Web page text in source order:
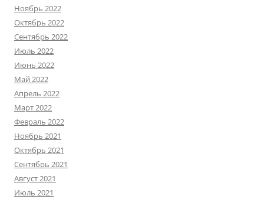
Ноябрь 2022
Октябрь 2022
Сентябрь 2022
Июль 2022
Июнь 2022
Май 2022
Апрель 2022
Март 2022
Февраль 2022
Ноябрь 2021
Октябрь 2021
Сентябрь 2021
Август 2021
Июль 2021